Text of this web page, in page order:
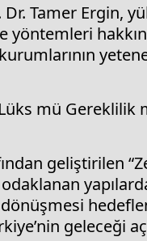
Dr. Tamer Ergin,
yöntemleri
mü Gereklilik
geliştirilen
odaklanan
geleceği